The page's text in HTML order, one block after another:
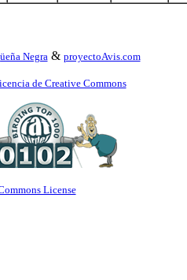
Negra & proyectoAvis.com
de Creative Commons